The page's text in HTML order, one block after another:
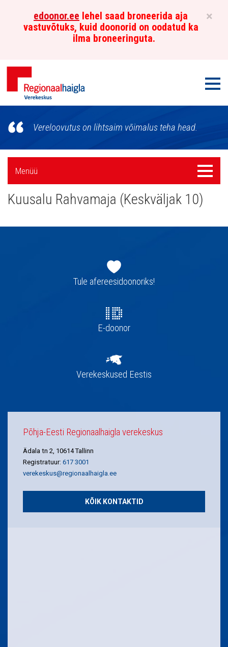
×
edoonor.ee lehel saad broneerida aja
vastuvõtuks, kuid doonorid on oodatud ka
ilma broneeringuta.
Põhja-
Eesti
Regionaalhaigla
Verekeskus
Vereloovutus on lihtsaim võimalus teha head.
Külgpaani
navigatsioon
Menüü
Menüü
Kuusalu Rahvamaja (Keskväljak 10)
navigatsioonTule afereesidoonoriks!
E-doonor
Verekeskused Eestis
Põhja-Eesti Regionaalhaigla verekeskus
Ädala tn 2, 10614 Tallinn
Registratuur: 617 3001
verekeskus@regionaalhaigla.ee
KÕIK KONTAKTID